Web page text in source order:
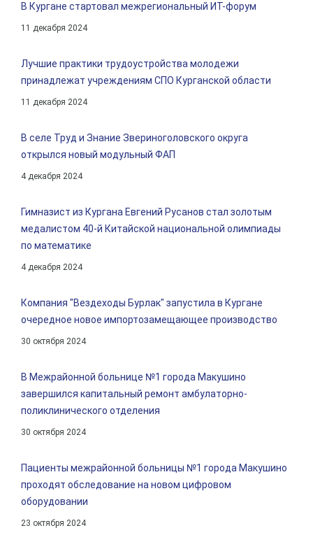
В Кургане стартовал межрегиональный ИT-форум
11 декабря 2024
Лучшие практики трудоустройства молодежи
принадлежат учреждениям СПО Курганской области
11 декабря 2024
В селе Труд и Знание Звериноголовского округа
открылся новый модульный ФАП
4 декабря 2024
Гимназист из Кургана Евгений Русанов стал золотым
медалистом 40-й Китайской национальной олимпиады
по математике
4 декабря 2024
Компания "Вездеходы Бурлак" запустила в Кургане
очередное новое импортозамещающее производство
30 октября 2024
В Межрайонной больнице №1 города Макушино
завершился капитальный ремонт амбулаторно-
поликлинического отделения
30 октября 2024
Пациенты межрайонной больницы №1 города Макушино
проходят обследование на новом цифровом
оборудовании
23 октября 2024